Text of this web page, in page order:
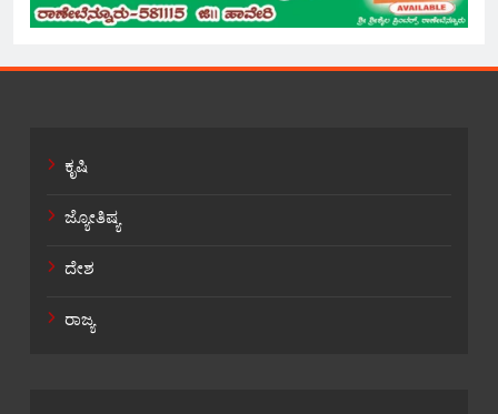
ಕೃಷಿ
ಜ್ಯೋತಿಷ್ಯ
ದೇಶ
ರಾಜ್ಯ